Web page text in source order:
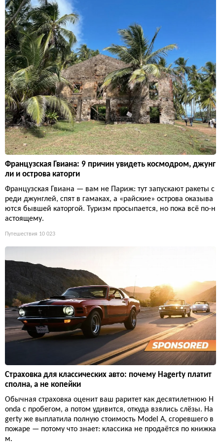
Французская Гвиана: 9 причин увидеть космодром, джунг
ли и острова каторги
Французская Гвиана — вам не Париж: тут запускают ракеты с
реди джунглей, спят в гамаках, а «райские» острова оказыва
ются бывшей каторгой. Туризм просыпается, но пока всё по-н
астоящему.
Путешествия 10 023
Страховка для классических авто: почему Hagerty платит
сполна, а не копейки
Обычная страховка оценит ваш раритет как десятилетнюю H
onda с пробегом, а потом удивится, откуда взялись слёзы. Ha
gerty же выплатила полную стоимость Model A, сгоревшего в
пожаре — потому что знает: классика не продаётся по книжка
м.